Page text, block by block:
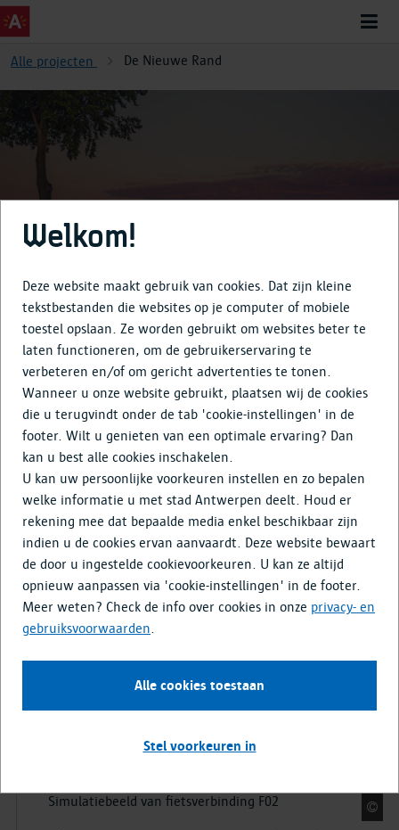
Alle projecten De Nieuwe Rand
De Nieuwe Rand
Over
Tijdlijn
Doe mee
Media & Nieuws
03 februari 2026
Infomarkten project FR02 –
fietsverbinding tussen Ekeren en
Wommelgem
Simulatiebeeld van fietsverbinding F02
Welkom!
Deze website maakt gebruik van cookies. Dat zijn kleine
tekstbestanden die websites op je computer of mobiele
toestel opslaan. Ze worden gebruikt om websites beter te
laten functioneren, om de gebruikerservaring te
verbeteren en/of om gericht advertenties te tonen.
Wanneer u onze website gebruikt, plaatsen wij de cookies
die u terugvindt onder de tab 'cookie-instellingen' in de
footer. Wilt u genieten van een optimale ervaring? Dan
kan u best alle cookies inschakelen.
U kan uw persoonlijke voorkeuren instellen en zo bepalen
welke informatie u met stad Antwerpen deelt. Houd er
rekening mee dat bepaalde media enkel beschikbaar zijn
indien u de cookies ervan aanvaardt. Deze website bewaart
de door u ingestelde cookievoorkeuren. U kan ze altijd
opnieuw aanpassen via 'cookie-instellingen' in de footer.
Meer weten? Check de info over cookies in onze privacy- en
gebruiksvoorwaarden.
Alle cookies toestaan
Stel voorkeuren in